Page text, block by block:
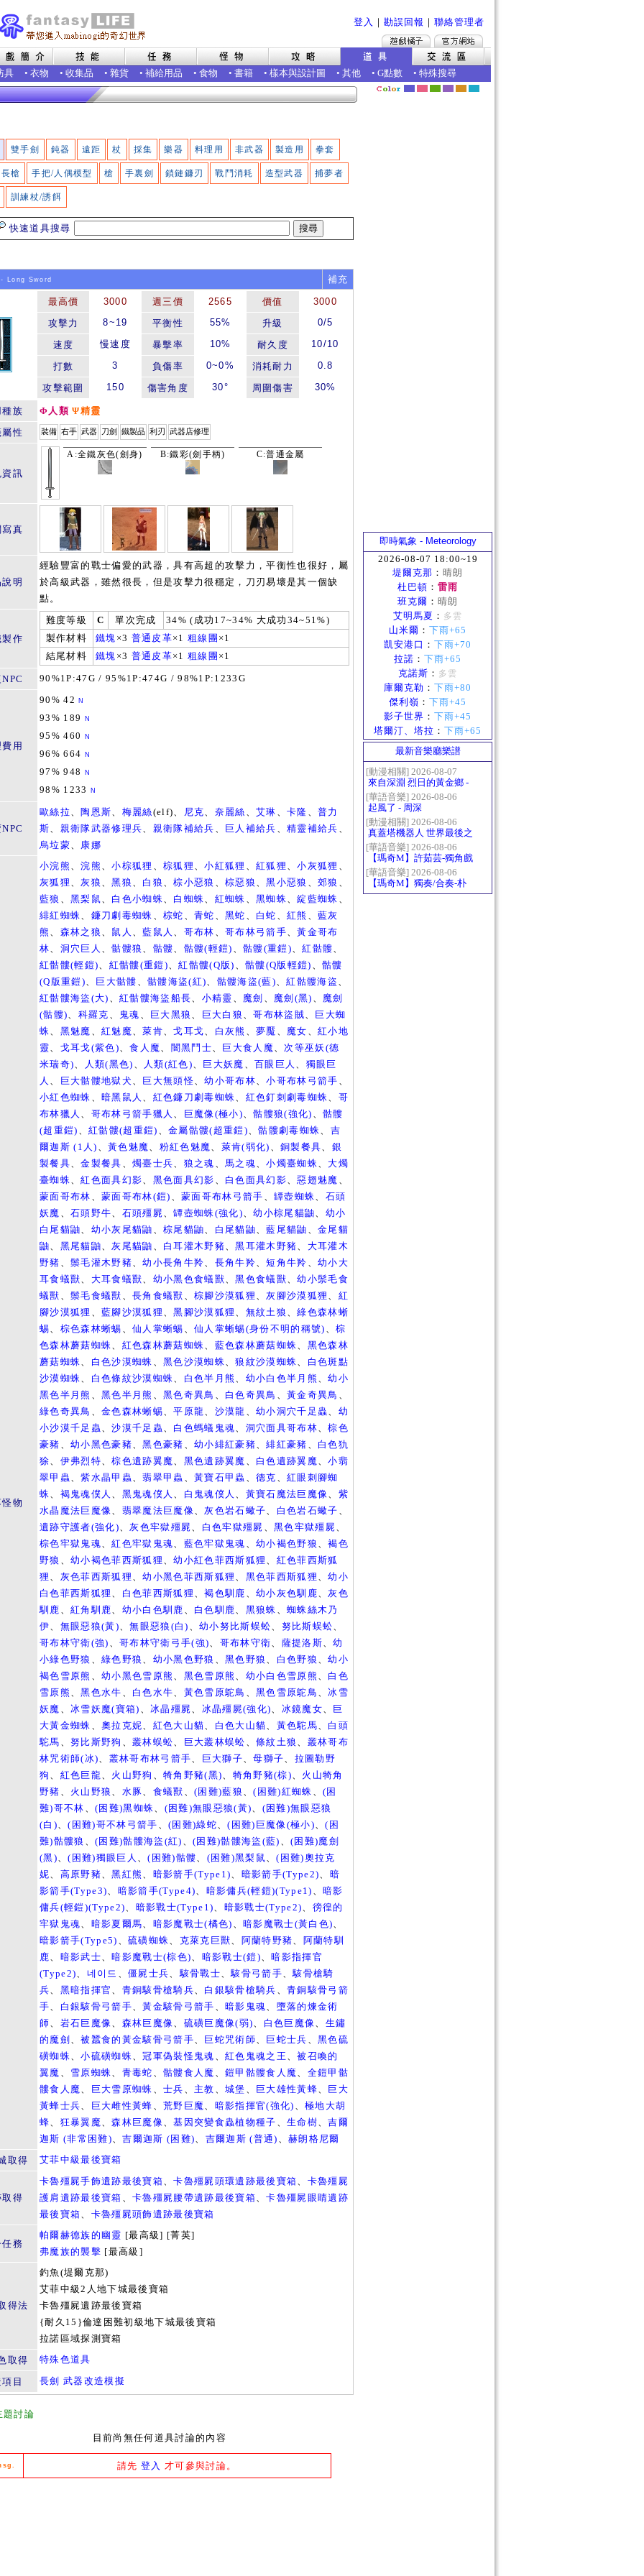
登入 ｜ 勘誤回報 ｜ 聯絡管理者
具 • 衣物 • 收集品 • 雜貨 • 補給用品 • 食物 • 書籍 • 樣本與設計圖 • 其他 • G點數 • 特殊搜尋
雙手劍 鈍器 遠距 杖 採集 樂器 料理用 非武器 製造用 拳套
長槍 手把/人偶模型 槍 手裏劍 鎖鏈鐮刃 戰鬥消耗 造型武器 捕夢者
訓練杖/誘餌
快速道具搜尋
Long Sword 補充
最高價 3000 週三價 2565 價值
3000
攻擊力
8~19 平衡性 55% 升級 0/5
速度 慢速度 暴擊率 10% 耐久度 10/10
打數 3 負傷率 0~0% 消耗耐力 0.8
攻擊範圍 150 傷害角度 30° 周圍傷害 30%
種族 Φ人類 Ψ精靈
性
裝備 右手 武器 刀劍 鐵製品 利刃 武器店修理
資訊
A:全鐵灰色(劍身) B:鐵彩(劍手柄) C:普通金屬
寫真
明
經驗豐富的戰士偏愛的武器，具有高超的攻擊力，平衡性也很好，屬
於高級武器，雖然很長，但是攻擊力很穩定，刀刃易壞是其一個缺
點。
製作
難度等級 C 單次完成
34% (成功17~34% 大成功34~51%)
製作材料
鐵塊 ×3 普通皮革×1粗線團 ×1
結尾材料
鐵塊 ×3 普通皮革×1粗線團 ×1
90%1P:47G / 95%1P:474G / 98%1P:1233G
用
90% 42N
93% 189 N
95% 460 N
96% 664 N
97% 948 N
98% 1233 N
歐絲拉、 陶恩斯、 梅麗絲(elf)、 尼克、 奈麗絲 、艾琳 、卡隆 、普力
斯、 親衛隊武器修理兵、 親衛隊補給兵 、 巨人補給兵 、精靈補給兵 、
烏垃蒙、 康娜
物
小浣熊 、浣熊 、小棕狐狸 、棕狐狸 、小紅狐狸 、紅狐狸 、小灰狐狸 、
灰狐狸 、灰狼 、黑狼 、 白狼 、棕小惡狼 、棕惡狼 、黑小惡狼 、郊狼 、
藍狼 、黑梨鼠、 白色小蜘蛛、 白蜘蛛、 紅蜘蛛 、黑蜘蛛、綻藍蜘蛛 、
緋紅蜘蛛、 鐮刀劇毒蜘蛛 、棕蛇 、青蛇 、黑蛇 、 白蛇 、紅熊 、藍灰
熊 、 森林之狼 、 鼠人 、藍鼠人 、 哥布林 、哥布林弓箭手、黃金哥布
林、 洞穴巨人 、骷髏狼 、 骷髏、 骷髏(輕鎧) 、骷髏(重鎧)、紅骷髏、
紅骷髏(輕鎧)、 紅骷髏(重鎧)、紅骷髏(Q版) 、骷髏(Q版輕鎧) 、骷髏
(Q版重鎧)、 巨大骷髏 、骷髏海盜(紅)、 骷髏海盜(藍)、紅骷髏海盜 、
紅骷髏海盜(大) 、紅骷髏海盜船長、 小精靈 、 魔劍 、 魔劍(黑) 、 魔劍
(骷髏)、 科羅克 、 鬼魂 、 巨大黑狼 、 巨大白狼 、哥布林盜賊、
巨大蜘
蛛、 黑魅魔 、紅魅魔、萊肯、戈耳戈、 白灰熊 、夢魘 、 魔女 、紅小地
靈、 戈耳戈(紫色)、食人魔、 闇黑鬥士、 巨大食人魔、次等巫妖(德
米瑞奇)、 人類(黑色) 、 人類(紅色)、 巨大妖魔 、百眼巨人 、 獨眼巨
人 、 巨大骷髏地獄犬 、 巨大無頭怪、幼小哥布林、小哥布林弓箭手 、
小紅色蜘蛛 、暗黑鼠人 、 紅色鐮刀劇毒蜘蛛、 紅色釘刺劇毒蜘蛛、 哥
布林獵人 、 哥布林弓箭手獵人 、 巨魔像(極小)、骷髏狼(強化) 、骷髏
(超重鎧) 、紅骷髏(超重鎧) 、金屬骷髏(超重鎧)、骷髏劇毒蜘蛛、 吉
爾迦斯 (1人) 、黃色魅魔、 粉紅色魅魔、 萊肯(弱化) 、銅製餐具、 銀
製餐具、金製餐具 、燭臺士兵、 狼之魂 、馬之魂、小燭臺蜘蛛、 大燭
臺蜘蛛、紅色面具幻影、 黑色面具幻影 、 白色面具幻影、惡翅魅魔 、
蒙面哥布林 、蒙面哥布林(鎧) 、蒙面哥布林弓箭手 、罈壺蜘蛛、 石頭
妖魔 、石頭野牛、 石頭殭屍、罈壺蜘蛛(強化)、幼小棕尾貓鼬、 幼小
白尾貓鼬、 幼小灰尾貓鼬 、棕尾貓鼬、 白尾貓鼬、藍尾貓鼬 、金尾貓
鼬、 黑尾貓鼬、灰尾貓鼬 、 白耳灌木野豬、黑耳灌木野豬、 大耳灌木
野豬 、鬃毛灌木野豬、幼小長角牛羚、 長角牛羚、短角牛羚 、幼小大
耳食蟻獸、 大耳食蟻獸、 幼小黑色食蟻獸、黑色食蟻獸、幼小鬃毛食
蟻獸 、鬃毛食蟻獸 、長角食蟻獸 、棕腳沙漠狐狸 、灰腳沙漠狐狸 、 紅
腳沙漠狐狸 、藍腳沙漠狐狸 、黑腳沙漠狐狸 、 無紋土狼 、綠色森林蜥
蜴、 棕色森林蜥蜴 、仙人掌蜥蜴 、仙人掌蜥蜴(身份不明的稱號) 、棕
色森林蘑菇蜘蛛、 紅色森林蘑菇蜘蛛、 藍色森林蘑菇蜘蛛、 黑色森林
蘑菇蜘蛛、 白色沙漠蜘蛛 、黑色沙漠蜘蛛、狼紋沙漠蜘蛛、 白色斑點
沙漠蜘蛛、 白色條紋沙漠蜘蛛、 白色半月熊 、 幼小白色半月熊 、幼小
黑色半月熊 、黑色半月熊 、黑色奇異鳥 、 白色奇異鳥 、黃金奇異鳥 、
綠色奇異鳥 、金色森林蜥蜴、平原龍、 沙漠龍 、幼小洞穴千足蟲 、 幼
小沙漠千足蟲 、沙漠千足蟲 、 白色螞蟻鬼魂、 洞穴面具哥布林、棕色
豪豬 、幼小黑色豪豬、黑色豪豬 、幼小緋紅豪豬、緋紅豪豬 、 白色犰
狳、 伊弗烈特、棕色遺跡翼魔、 黑色遺跡翼魔 、 白色遺跡翼魔、小翡
翠甲蟲 、紫水晶甲蟲 、翡翠甲蟲 、黃寶石甲蟲 、德克 、紅眼刺腳蜘
蛛、 褐鬼魂僕人 、 黑鬼魂僕人 、 白鬼魂僕人 、 黃寶石魔法巨魔像、 紫
水晶魔法巨魔像、 翡翠魔法巨魔像、灰色岩石蠍子、 白色岩石蠍子 、
遺跡守護者(強化)、灰色牢獄殭屍、 白色牢獄殭屍 、黑色牢獄殭屍、
棕色牢獄鬼魂、紅色牢獄鬼魂、 藍色牢獄鬼魂 、幼小褐色野狼 、褐色
野狼 、幼小褐色菲西斯狐狸 、幼小紅色菲西斯狐狸 、 紅色菲西斯狐
狸 、 灰色菲西斯狐狸 、幼小黑色菲西斯狐狸 、 黑色菲西斯狐狸 、幼小
白色菲西斯狐狸 、 白色菲西斯狐狸 、褐色馴鹿 、幼小灰色馴鹿、灰色
馴鹿 、紅角馴鹿、 幼小白色馴鹿 、 白色馴鹿、 黑狼蛛 、蜘蛛絲木乃
伊、 無眼惡狼(黃)、無眼惡狼(白) 、幼小努比斯蜈蚣、 努比斯蜈蚣、
哥布林守衛(強) 、哥布林守衛弓手(強)、 哥布林守衛、 薩提洛斯、幼
小綠色野狼 、綠色野狼 、 幼小黑色野狼 、黑色野狼 、 白色野狼 、幼小
褐色雪原熊 、幼小黑色雪原熊 、 黑色雪原熊 、 幼小白色雪原熊 、 白色
雪原熊 、黑色水牛 、 白色水牛、 黃色雪原鴕鳥 、黑色雪原鴕鳥 、冰雪
妖魔 、冰雪妖魔(寶箱) 、冰晶殭屍、 冰晶殭屍(強化)、 冰鏡魔女、
巨
大黃金蜘蛛 、奧拉克妮、 紅色大山貓、 白色大山貓、 黃色駝馬、 白頭
駝馬 、努比斯野狗 、叢林蜈蚣、 巨大叢林蜈蚣 、條紋土狼 、 叢林哥布
林咒術師(冰)、 叢林哥布林弓箭手、 巨大獅子、母獅子、 拉圖勒野
狗 、 紅色巨龍、 火山野狗 、犄角野豬(黑)、 犄角野豬(棕)、 火山犄角
野豬 、 火山野狼 、 水豚、 食蟻獸 、(困難)藍狼 、(困難)紅蜘蛛 、(困
難)哥不林 、(困難)黑蜘蛛、 (困難)無眼惡狼(黃)、 (困難)無眼惡狼
(白)、(困難)哥不林弓箭手 、(困難)綠蛇、(困難)巨魔像(極小)、(困
難)骷髏狼 、(困難)骷髏海盜(紅) 、(困難)骷髏海盜(藍) 、(困難)魔劍
(黑)、(困難)獨眼巨人 、(困難)骷髏、 (困難)黑梨鼠、(困難)奧拉克
妮、 高原野豬、黑紅熊 、 暗影箭手(Type1)、 暗影箭手(Type2)、 暗
影箭手(Type3)、 暗影箭手(Type4)、 暗影傭兵(輕鎧)(Type1) 、暗影
傭兵(輕鎧)(Type2)、 暗影戰士(Type1)、 暗影戰士(Type2)、 徬徨的
牢獄鬼魂、 暗影夏爾馬、 暗影魔戰士(橘色) 、暗影魔戰士(黃白色)、
暗影箭手(Type5) 、硫磺蜘蛛、 克萊克巨獸、 阿蘭特野豬、 阿蘭特馴
鹿、 暗影武士、暗影魔戰士(棕色)、 暗影戰士(鎧)、暗影指揮官
(Type2)、 네이드 、僵屍士兵、駭骨戰士、駭骨弓箭手、駭骨槍騎
兵、 黑暗指揮官 、 青銅駭骨槍騎兵、 白銀駭骨槍騎兵 、青銅駭骨弓箭
手、 白銀駭骨弓箭手、黃金駭骨弓箭手 、暗影鬼魂、 墮落的煉金術
師、 岩石巨魔像、 森林巨魔像、 硫磺巨魔像(弱)、 白色巨魔像、 生鏽
的魔劍 、被蠶食的黃金駭骨弓箭手、 巨蛇咒術師、 巨蛇士兵 、黑色硫
磺蜘蛛、小硫磺蜘蛛、冠軍偽裝怪鬼魂 、紅色鬼魂之王 、被召喚的
翼魔 、 雪原蜘蛛、 青毒蛇 、骷髏食人魔 、鎧甲骷髏食人魔、 全鎧甲骷
髏食人魔、 巨大雪原蜘蛛 、士兵 、 主教 、城堡 、 巨大雄性黃蜂、
巨大
黃蜂士兵、 巨大雌性黃蜂 、荒野巨魔、 暗影指揮官(強化) 、極地大胡
蜂、 狂暴翼魔、森林巨魔像、基因突變食蟲植物種子 、生命樹、吉爾
迦斯 (非常困難)、吉爾迦斯 (困難)、 吉爾迦斯 (普通) 、赫朗格尼爾
取得
艾菲中級最後寶箱
取得
卡魯殭屍手飾遺跡最後寶箱、卡魯殭屍頭環遺跡最後寶箱、 卡魯殭屍
護肩遺跡最後寶箱 、卡魯殭屍腰帶遺跡最後寶箱、卡魯殭屍眼睛遺跡
最後寶箱、 卡魯殭屍頭飾遺跡最後寶箱
任務
帕爾赫德族的幽靈 [最高級] [菁英]
弗魔族的襲擊 [最高級]
得法
釣魚(堤爾克那)
艾菲中級2人地下城最後寶箱
卡魯殭屍遺跡最後寶箱
{耐久15}倫達困難初級地下城最後寶箱
拉諾區域探測寶箱
取得
特殊色道具
目 長劍 武器改造模擬
題討論
目前尚無任何道具討論的內容
請先 登入 才可參與討論。
即時氣象 - Meteorology
2026-08-07 18:00~19
堤爾克那 ： 晴朗
杜巴頓 ： 雷雨
班克爾 ： 晴朗
艾明馬夏 ： 多雲
山米爾 ： 下雨+65
凱安港口 ： 下雨+70
拉諾 ： 下雨+65
克諾斯 ： 多雲
庫爾克勒 ： 下雨+80
傑利嶺 ： 下雨+45
影子世界 ： 下雨+45
塔爾汀、塔拉 ： 下雨+65
最新音樂廳樂譜
[動漫相關] 2026-08-07
來自深淵 烈日的黃金鄉 -
Gravity
[華語音樂] 2026-08-06
起風了 - 周深
[動漫相關] 2026-08-06
真蓋塔機器人 世界最後之
日OP2 HEATS
[華語音樂] 2026-08-06
【瑪奇M】許茹芸-獨角戲
[華語音樂] 2026-08-06
【瑪奇M】獨奏/合奏-朴
樹-那些花兒